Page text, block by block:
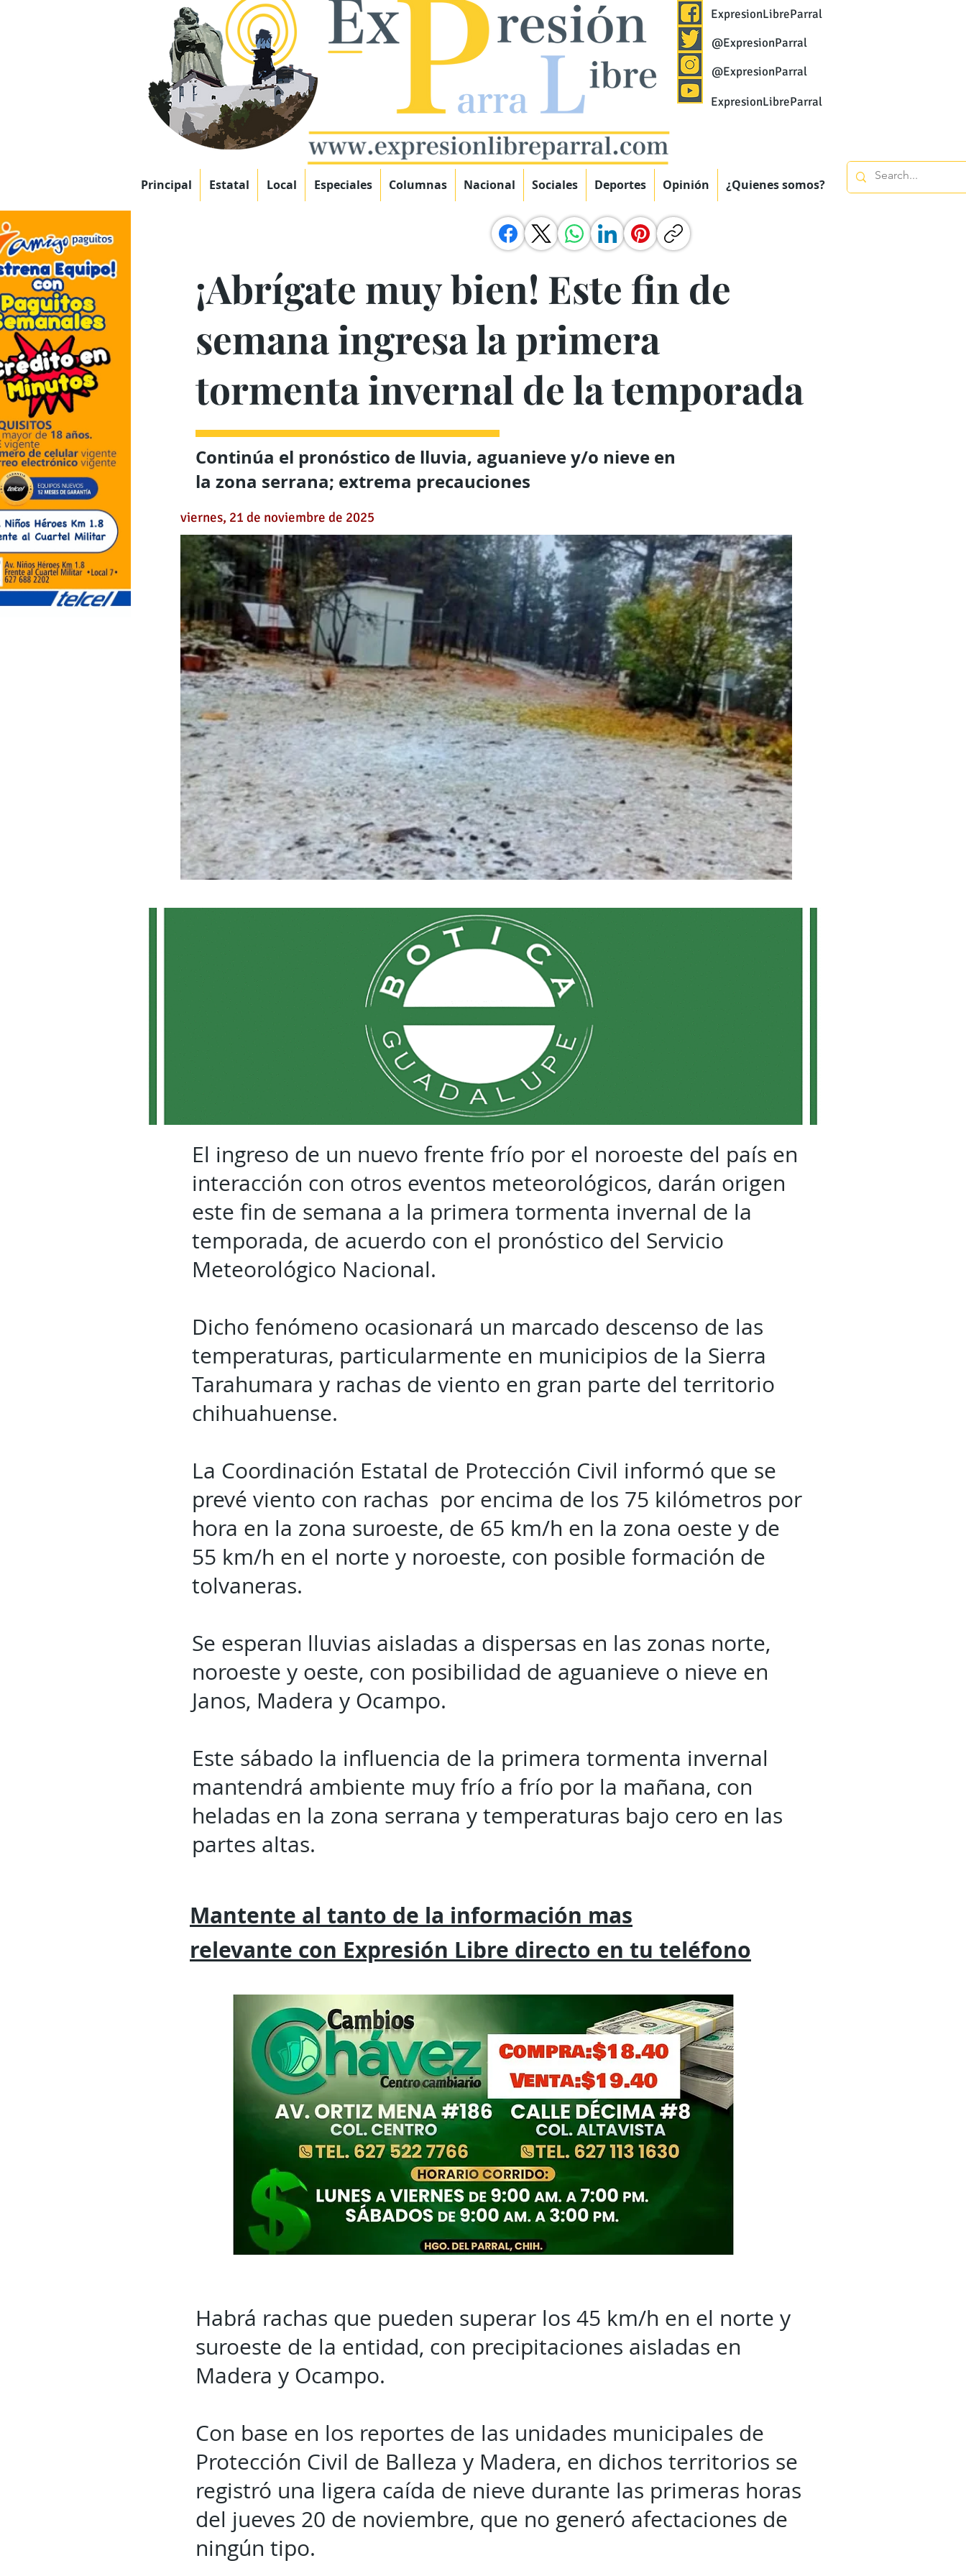
ExpresionLibreParral
@ExpresionParral
@ExpresionParral
ExpresionLibreParral
Principal Estatal Local Especiales Columnas Nacional Sociales Deportes Opinión ¿Quienes somos?
¡Abrígate muy bien! Este fin de
semana ingresa la primera
tormenta invernal de la temporada
Continúa el pronóstico de lluvia, aguanieve y/o nieve en
la zona serrana; extrema precauciones
viernes, 21 de noviembre de 2025
El ingreso de un nuevo frente frío por el noroeste del país en
interacción con otros eventos meteorológicos, darán origen
este fin de semana a la primera tormenta invernal de la
temporada, de acuerdo con el pronóstico del Servicio
Meteorológico Nacional.
Dicho fenómeno ocasionará un marcado descenso de las
temperaturas, particularmente en municipios de la Sierra
Tarahumara y rachas de viento en gran parte del territorio
chihuahuense.
La Coordinación Estatal de Protección Civil informó que se
prevé viento con rachas por encima de los 75 kilómetros por
hora en la zona suroeste, de 65 km/h en la zona oeste y de
55 km/h en el norte y noroeste, con posible formación de
tolvaneras.
Se esperan lluvias aisladas a dispersas en las zonas norte,
noroeste y oeste, con posibilidad de aguanieve o nieve en
Janos, Madera y Ocampo.
Este sábado la influencia de la primera tormenta invernal
mantendrá ambiente muy frío a frío por la mañana, con
heladas en la zona serrana y temperaturas bajo cero en las
partes altas.
Mantente al tanto de la información mas
relevante con Expresión Libre directo en tu teléfono
Habrá rachas que pueden superar los 45 km/h en el norte y
suroeste de la entidad, con precipitaciones aisladas en
Madera y Ocampo.
Con base en los reportes de las unidades municipales de
Protección Civil de Balleza y Madera, en dichos territorios se
registró una ligera caída de nieve durante las primeras horas
del jueves 20 de noviembre, que no generó afectaciones de
ningún tipo.